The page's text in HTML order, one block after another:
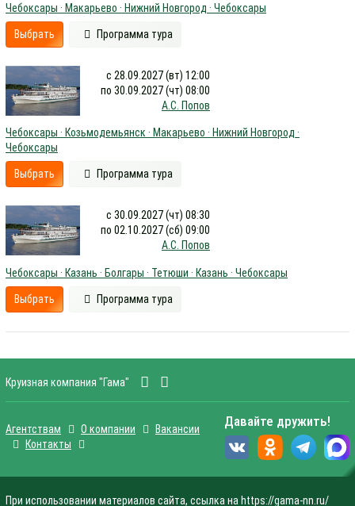
Чебоксары · Макарьево · Нижний Новгород · Чебоксары
Выбрать Программа тура
с 28.09.2027 (вт) 12:00
по 30.09.2027 (чт) 08:00
А.С. Попов
Чебоксары · Козьмодемьянск · Макарьево · Нижний Новгород ·
Чебоксары
Выбрать Программа тура
с 30.09.2027 (чт) 08:30
по 02.10.2027 (сб) 09:00
А.С. Попов
Чебоксары · Казань · Болгары · Тетюши · Казань · Чебоксары
Выбрать Программа тура
Круизная компания "Гама"
Агентствам О компании
Вакансии
Контакты
Давайте дружить!
При использовании материалов сайта, ссылка на https://gama-nn.ru/